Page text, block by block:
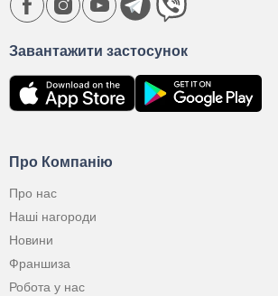
Про Компанію
Про нас
Наші нагороди
Новини
Франшиза
Робота у нас
Завантажити застосунок